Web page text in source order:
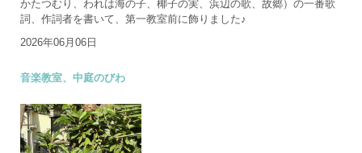
かたつむり、われは海の子、椰子の実、浜辺の歌、故郷）の一番歌
詞、作詞者を書いて、第一教室前に飾りました♪
2026年06月06日
音楽教室、中庭のびわ